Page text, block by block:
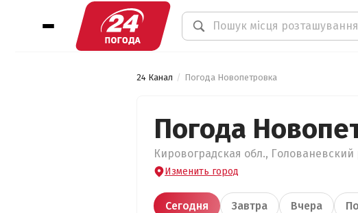
24 Канал Погода Новопетровка
Погода
Кировоградская обл.,
Изменить город
Сегодня Завтра Вчера